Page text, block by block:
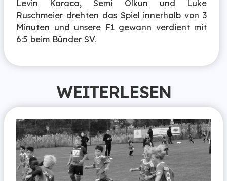
Levin Karaca, Semi Olkun und Luke
Ruschmeier drehten das Spiel innerhalb von 3
Minuten und unsere F1 gewann verdient mit
6:5 beim Bünder SV.
WEITERLESEN